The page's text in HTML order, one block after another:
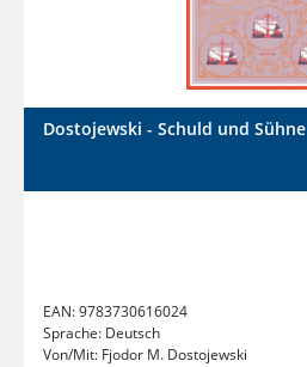
Dostojewski - Schuld und Sühne
EAN:9783730616024
Sprache: Deutsch
Von/Mit: Fjodor M. Dostojewski